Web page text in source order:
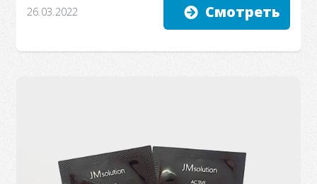
26.03.2022 Смотреть